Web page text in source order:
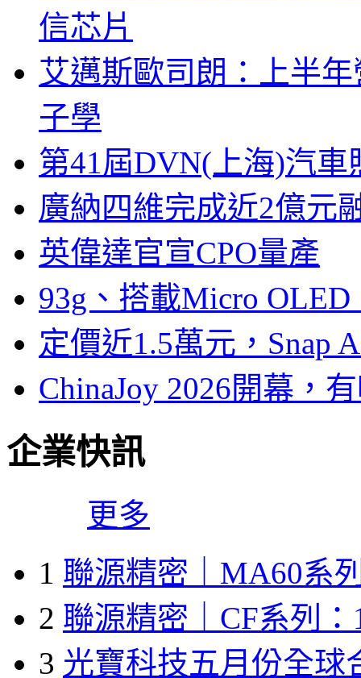
信芯片
艾邁斯歐司朗：上半
子學
第41屆DVN(上海)汽
廣納四維完成近2億元
英偉達官宣CPO量產
93g、搭載Micro
定價近1.5萬元，Snap
ChinaJoy 2026開幕，
企業快訊
更多
1 聯源精密｜MA60系
2 聯源精密｜CF系列：
3 光寶科技五月份全球